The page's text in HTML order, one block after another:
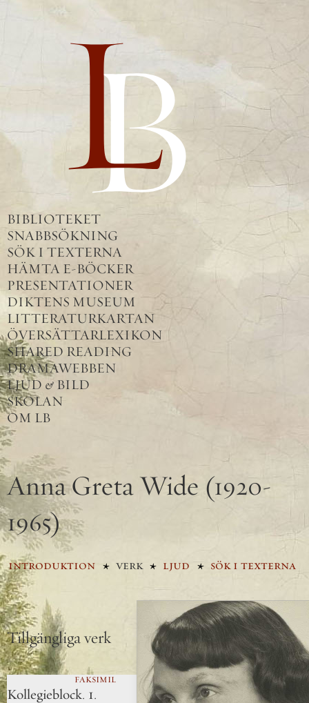
BIBLIOTEKET
SNABBSÖKNING
SÖK I TEXTERNA
HÄMTA E-BÖCKER
PRESENTATIONER
DIKTENS MUSEUM
LITTERATURKARTAN
ÖVERSÄTTARLEXIKON
SHARED READING
DRAMAWEBBEN
LJUD & BILD
SKOLAN
OM LB
Anna Greta Wide (1920-
1965)
introduktion verk ljud sök i texterna
Tillgängliga verk
FAKSIMIL
Kollegieblock. 1.